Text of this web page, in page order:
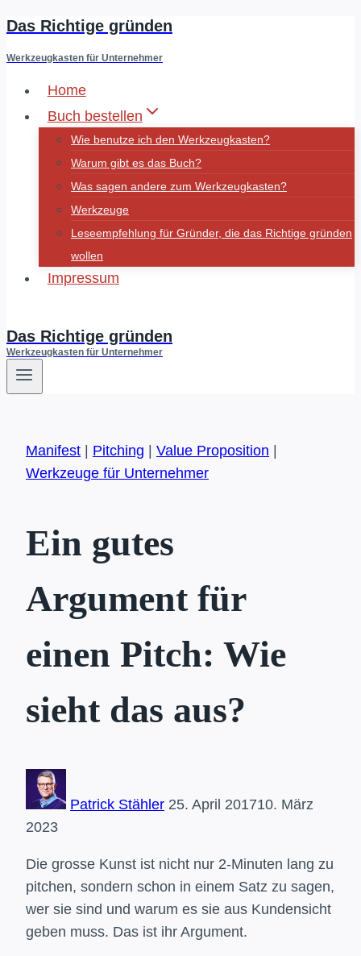
Zum
Das Richtige gründen
Werkzeugkasten für Unternehmer
Home
Buch bestellen
Wie benutze ich den Werkzeugkasten?
Warum gibt es das Buch?
Was sagen andere zum Werkzeugkasten?
Werkzeuge
Leseempfehlung für Gründer, die das Richtige gründen
wollen
Impressum
Das Richtige gründen
Werkzeugkasten für Unternehmer
Manifest Pitching Value Proposition
Werkzeuge für Unternehmer
Ein gutes
Argument für
einen Pitch: Wie
sieht das aus?
Patrick Stähler 25. April 201710. März
2023
Die grosse Kunst ist nicht nur 2-Minuten lang zu
pitchen, sondern schon in einem Satz zu sagen,
wer sie sind und warum es sie aus Kundensicht
geben muss. Das ist ihr Argument.